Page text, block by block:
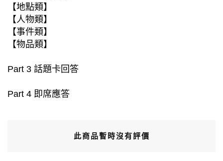
【地點類】
【人物類】
【事件類】
【物品類】
Part 3 話題卡回答
Part 4 即席應答
此商品暫時沒有評價